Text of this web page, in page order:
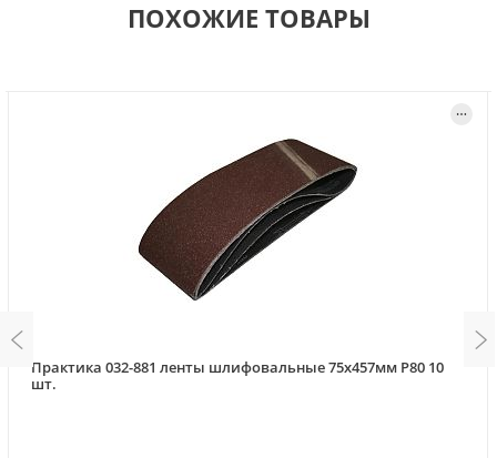
ПОХОЖИЕ ТОВАРЫ
Практика 032-881 ленты шлифовальные 75х457мм Р80 10
шт.